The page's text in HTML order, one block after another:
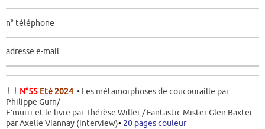
n° téléphone
adresse e-mail
N°55 Eté2024 • Les métamorphoses de coucouraille par
Philippe Gurn/
F’murrr et le livre par Thérèse Willer / Fantastic Mister Glen Baxter
par Axelle Viannay (interview)• 20 pages couleur